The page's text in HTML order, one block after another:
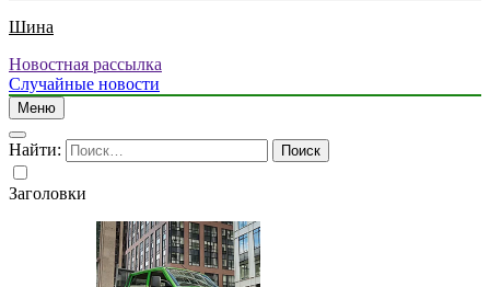
Шина
Новостная рассылка
Случайные новости
Меню
Найти:
Заголовки